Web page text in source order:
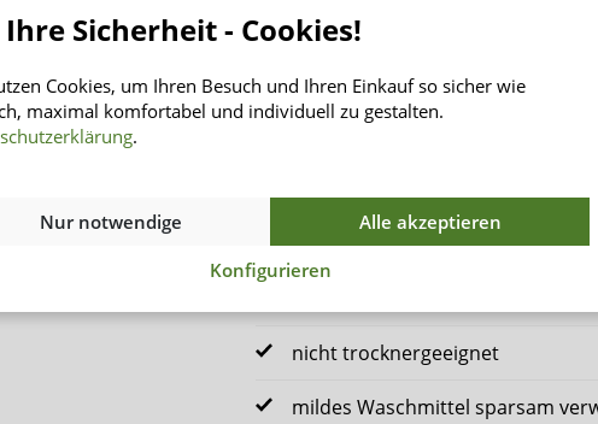
Hose: 100 % Neopren (1,5 mm dick)
Bündchen: 82 % Polyester, 18 %
maschinenwaschbar bis 30 °C im
nicht trocknergeeignet
mildes Waschmittel sparsam
Ihre Sicherheit - Cookies!
Cookies, um Ihren Besuch und Ihren Einkauf so sicher wie
maximal komfortabel und individuell zu gestalten.
.
Nur notwendige
Alle akzeptieren
Konfigurieren